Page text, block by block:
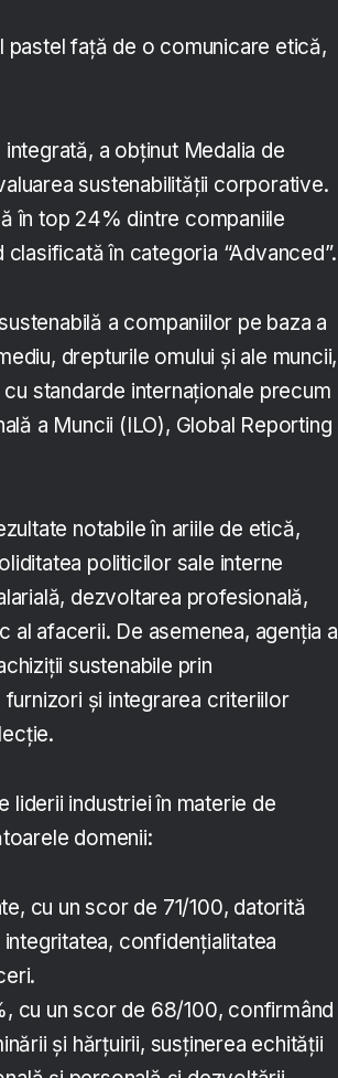
pastel față de o comunicare etică,
a obținut Medalia de
sustenabilității corporative.
în top 24% dintre companiile
în categoria “Advanced”.
a companiilor pe baza a
drepturile omului și ale muncii,
standarde internaționale precum
a Muncii (ILO), Global Reporting
notabile în ariile de etică,
politicilor sale interne
dezvoltarea profesională,
al afacerii. De asemenea, agenția a
sustenabile prin
și integrarea criteriilor
liderii industriei în materie de
domenii:
cu un scor de 71/100, datorită
confidențialitatea
cu un scor de 68/100, confirmând
și hărțuirii, susținerea echității